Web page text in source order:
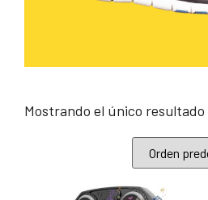
Mostrando el único resultado